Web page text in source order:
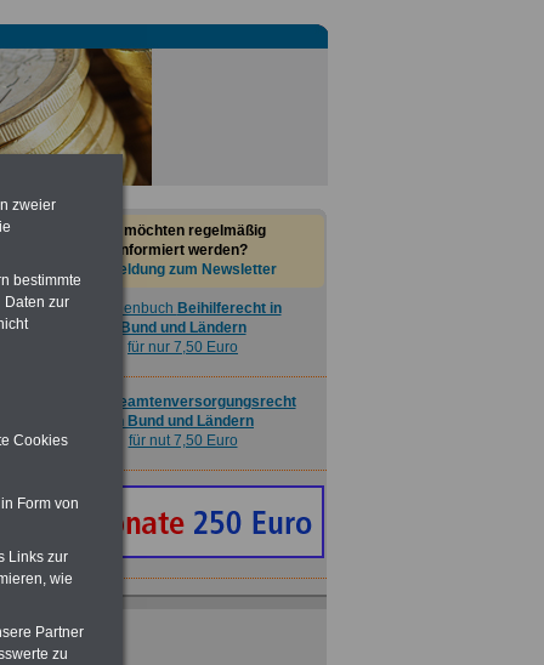
Sie möchten regelmäßig
informiert werden?
Anmeldung zum Newsletter
Nebenberufler aufpassen: mit dem
OnlineBuch Nebentätigkeit sind Sie
für nur 7,50 Euro auf der sicheren Seite
TaschenbuchBeihilferecht in
Bund und Ländern
für nur 7,50 Euro
Beamtenversorgungsrecht
in Bund und Ländern
Nebenberufler aufpassen: mit dem
OnlineBuch Nebentätigkeit sind Sie
für nur 7,50 Euro auf der sicheren Seite
zweier
bestimmte
Daten zur
Cookies
Form von
Links zur
wie
Partner
zu